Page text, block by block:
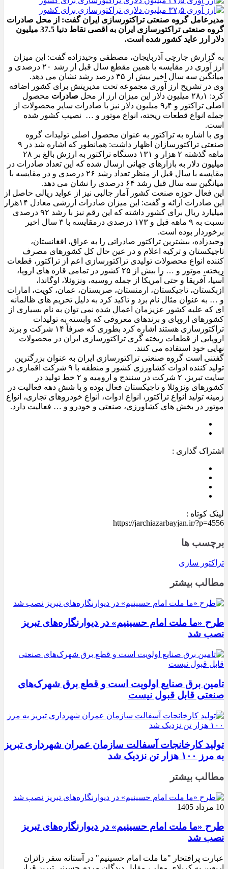
مدیرعامل گروه صنعتی تراکتورسازی ایران گفت: از محل صادرات
گروه صنعتی تراکتورسازی ایران به اقصی نقاط دنیا 37.5 میلیون
دلار ارز عاید کشور شده است.
به گزارش جارچی آذربایجان، مصطفی وحیدزاده گفت: این میزان
ارز آوری در مقایسه با همین مقطع سال قبل از رشد ۲۰ درصدی و
میانگین سه سال اخیر بیش از ۳۵ درصد رشد نشان می دهد.
وی در تشریح ارز آوری مجموعه تحت مدیریتش برای کشور اضافه
کرد: ۲۸٫۱ میلیون دلار این میزان ارز از محل
صادرات محصول
اصلی تراکتور و ۹٫۴ میلیون دلار نیز با صادرات سایر محصولات از
جمله انواع قطعات ریخته، انواع موتور و … نصیب کشور شده
است.
وی با اشاره به تراکتور به عنوان محصول اصلی تولیدات گروه
صنعتی تراکتورسازان اظهار داشت: همانطور که اشاره شد در ۹
ماهه گذشته ۲ هزار و ۱۳۱ دستگاه تراکتور به ارزش بالغ بر ۲۸
میلیون دلار به بازارهای جهانی ارسال شده که این تعداد صادرات در
مقایسه با سال قبل از منظر تعداد رشد ۲۶ درصدی و در مقایسه با
میانگین سه سال قبل رشد ۶۴ درصدی را نشان می دهد.
این فعال حوزه صنعت کشور آمار جالبی نیز از عواید ریالی حاصل از
این صادرات ارائه و گفت: این میزان صادرات ارزشی معادل ۱۴هزار
میلیارد ریال برای کشور داشته که این رقم نیز با رشد ۹۲ درصدی
نسبت به ۹ ماهه قبل و ۱۷۳ درصدی درمقایسه با ۳ سال اخیر
برخوردار بوده است.
وحیدزاده، بیشترین تراکتور صادراتی را به عراق، افغانستان،
تاجیکستان و ترکیه اعلام و در عین حال کل کشورهای مصرف
کننده انواع محصولات تولیدی تراکتورسازی اعم از تراکتور، قطعات
ریخته، موتور و … را بیش از ۲۵ کشور در تمامی قاره های اروپا،
آسیا، آفریقا و حتی آمریکا از جمله روسیه، ونزوئلا، اوگاندا،
ازبکستان، تاجیکستان، ارمنستان، صربستان، عمان، کویت، امارات
و … به عنوان مثال نام برد و تاکید کرد به دلیل تحریم های ظالمانه
ای که علیه کشور عزیزمان اعمال شده نمی توان به نام بسیاری از
کشورهای اروپای و برندهای معروفی که وابسته به تولیدات
تراکتورسازی هستند اشاره کرد بطوری که صرفاً ۱۴ شرکت و برند
اروپایی از قطعات ریخته گری تراکتورسازی ایران در محصولات
نهایی خود استفاده می کنند.
گفتنی است گروه صنعتی تراکتورسازی ایران به عنوان بزرگترین
تولید کننده ادوات کشاورزی کشور و منطقه با ۹ شرکت اقماری در
سایت تبریز، ۲ شرکت در سنندج و ارومیه و ۲ خط تولید در
کشورهای ونزوئلا و تاجیکستان فعال بوده و با شش دهه فعالیت در
زمینه تولید انواع تراکتور، انواع ادوات، انواع خودروهای تجاری، انواع
موتور در بخش های کشاورزی، صنعتی و خودرو و … فعالیت دارد.
اشتراک گذاری :
لینک کوتاه :
https://jarchiazarbayjan.ir/?p=4556
برچسب ها
تراکتور سازی
مطالب بیشتر
طرح «ما ملت امام حسینیم» در دیوارنگاره‌های تبریز
نصب شد
تامین برق صنایع اولویت است و قطع برق شهرک‌های
صنعتی قابل قبول نیست
تولید کارخانجات آسفالت سازمان عمران شهرداری تبریز
به مرز ۱۰۰ هزار تن نزدیک شد
مطالب بیشتر
10 مرداد 1405
طرح «ما ملت امام حسینیم» در دیوارنگاره‌های تبریز
نصب شد
عبارت پرافتخار "ما ملت امام حسینیم" در آستانه سفر زائران